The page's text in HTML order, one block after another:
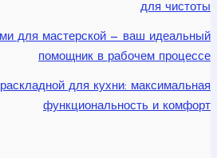
для чистоты
для мастерской — ваш идеальный
помощник в рабочем процессе
для кухни: максимальная
функциональность и комфорт